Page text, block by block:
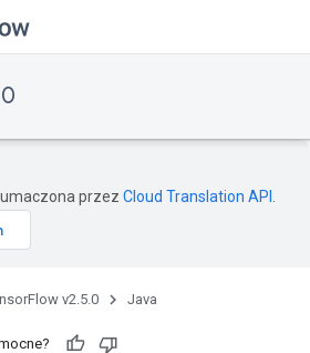
przez Cloud Translation API
v2.5.0 Java